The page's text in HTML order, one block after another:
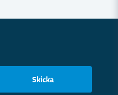
Skicka